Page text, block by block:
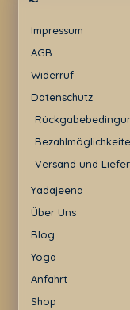
Impressum
AGB
Widerruf
Datenschutz
Versand und
Yadajeena
Über Uns
Blog
Yoga
Anfahrt
Shop